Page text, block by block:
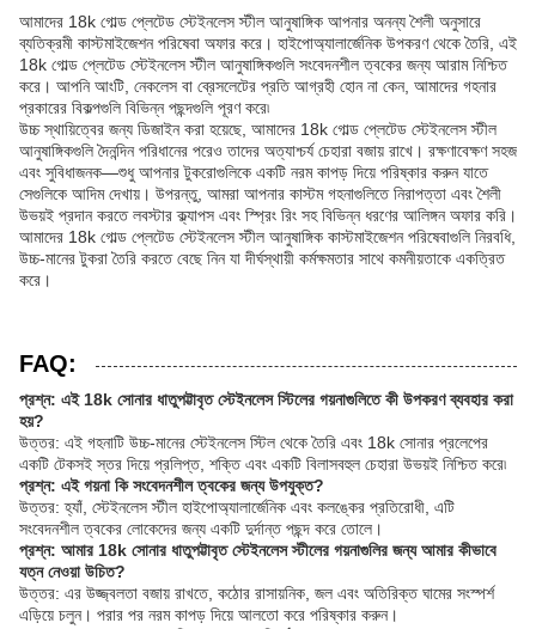
আমাদের 18k গোল্ড প্লেটেড স্টেইনলেস স্টীল আনুষাঙ্গিক আপনার অনন্য শৈলী অনুসারে
ব্যতিক্রমী কাস্টমাইজেশন পরিষেবা অফার করে। হাইপোঅ্যালার্জেনিক উপকরণ থেকে তৈরি, এই
18k গোল্ড প্লেটেড স্টেইনলেস স্টীল আনুষাঙ্গিকগুলি সংবেদনশীল ত্বকের জন্য আরাম নিশ্চিত
করে। আপনি আংটি, নেকলেস বা ব্রেসলেটের প্রতি আগ্রহী হোন না কেন, আমাদের গহনার
প্রকারের বিকল্পগুলি বিভিন্ন পছন্দগুলি পূরণ করে৷
উচ্চ স্থায়িত্বের জন্য ডিজাইন করা হয়েছে, আমাদের 18k গোল্ড প্লেটেড স্টেইনলেস স্টীল
আনুষাঙ্গিকগুলি দৈনন্দিন পরিধানের পরেও তাদের অত্যাশ্চর্য চেহারা বজায় রাখে। রক্ষণাবেক্ষণ সহজ
এবং সুবিধাজনক—শুধু আপনার টুকরোগুলিকে একটি নরম কাপড় দিয়ে পরিষ্কার করুন যাতে
সেগুলিকে আদিম দেখায়। উপরন্তু, আমরা আপনার কাস্টম গহনাগুলিতে নিরাপত্তা এবং শৈলী
উভয়ই প্রদান করতে লবস্টার ক্ল্যাপস এবং স্প্রিং রিং সহ বিভিন্ন ধরণের আলিঙ্গন অফার করি।
আমাদের 18k গোল্ড প্লেটেড স্টেইনলেস স্টীল আনুষাঙ্গিক কাস্টমাইজেশন পরিষেবাগুলি নিরবধি,
উচ্চ-মানের টুকরা তৈরি করতে বেছে নিন যা দীর্ঘস্থায়ী কর্মক্ষমতার সাথে কমনীয়তাকে একত্রিত
করে।
FAQ:
প্রশ্ন: এই 18k সোনার ধাতুপট্টাবৃত স্টেইনলেস স্টিলের গয়নাগুলিতে কী উপকরণ ব্যবহার করা
হয়?
উত্তর: এই গহনাটি উচ্চ-মানের স্টেইনলেস স্টিল থেকে তৈরি এবং 18k সোনার প্রলেপের
একটি টেকসই স্তর দিয়ে প্রলিপ্ত, শক্তি এবং একটি বিলাসবহুল চেহারা উভয়ই নিশ্চিত করে৷
প্রশ্ন: এই গয়না কি সংবেদনশীল ত্বকের জন্য উপযুক্ত?
উত্তর: হ্যাঁ, স্টেইনলেস স্টীল হাইপোঅ্যালার্জেনিক এবং কলঙ্কের প্রতিরোধী, এটি
সংবেদনশীল ত্বকের লোকেদের জন্য একটি দুর্দান্ত পছন্দ করে তোলে।
প্রশ্ন: আমার 18k সোনার ধাতুপট্টাবৃত স্টেইনলেস স্টীলের গয়নাগুলির জন্য আমার কীভাবে
যত্ন নেওয়া উচিত?
উত্তর: এর উজ্জ্বলতা বজায় রাখতে, কঠোর রাসায়নিক, জল এবং অতিরিক্ত ঘামের সংস্পর্শ
এড়িয়ে চলুন। পরার পর নরম কাপড় দিয়ে আলতো করে পরিষ্কার করুন।